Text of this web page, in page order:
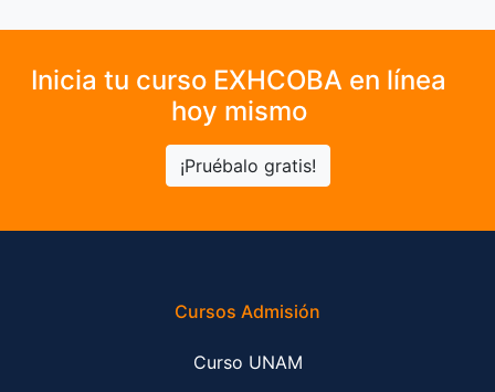
Inicia tu curso EXHCOBA en línea
hoy mismo
¡Pruébalo gratis!
Cursos Admisión
Curso UNAM